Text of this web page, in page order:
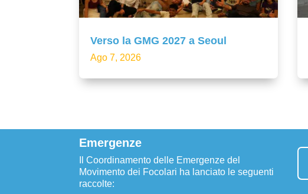
Verso la GMG 2027 a Seoul
Ago 7, 2026
Emergenze
Il Coordinamento delle Emergenze del
Movimento dei Focolari ha lanciato le seguenti
raccolte: